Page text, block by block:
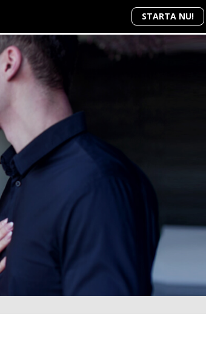
STARTA NU!